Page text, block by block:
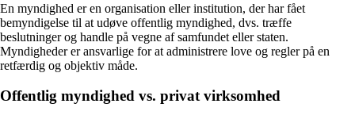
En myndighed er en organisation eller institution, der har fået
bemyndigelse til at udøve offentlig myndighed, dvs. træffe
beslutninger og handle på vegne af samfundet eller staten.
Myndigheder er ansvarlige for at administrere love og regler på en
retfærdig og objektiv måde.
Offentlig myndighed vs. privat virksomhed